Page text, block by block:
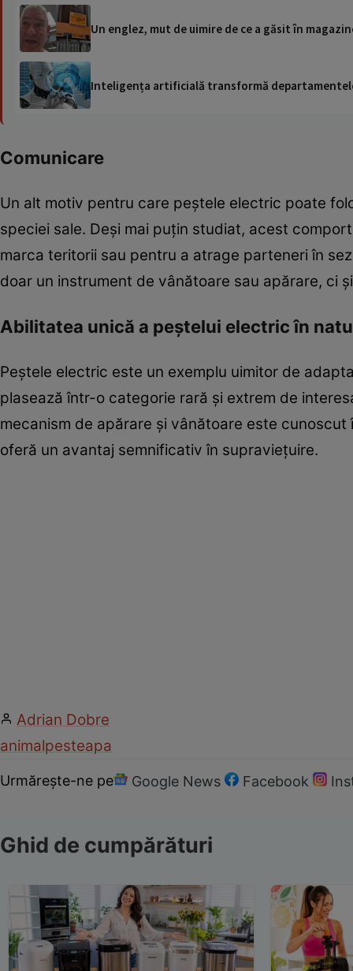
Un englez, mut de uimire de ce a găsit în
Inteligența artificială transformă
Comunicare
Un alt motiv pentru care peștele electric poate
speciei sale. Deși mai puțin studiat, acest
marca teritorii sau pentru a atrage parteneri în
doar un instrument de vânătoare sau apărare, ci
Abilitatea unică a peștelui electric în
Peștele electric este un exemplu uimitor de
plasează într-o categorie rară și extrem de
mecanism de apărare și vânătoare este
oferă un avantaj semnificativ în supraviețuire.
Adrian Dobre
animalpesteapa
Urmărește-ne pe Google News Facebook
Ghid de cumpărături